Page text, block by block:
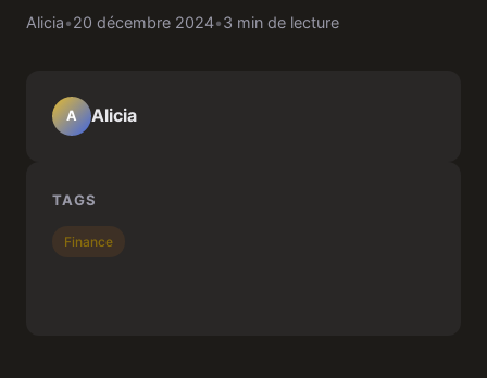
Alicia•20 décembre 2024•3 min de lecture
A Alicia
TAGS
Finance